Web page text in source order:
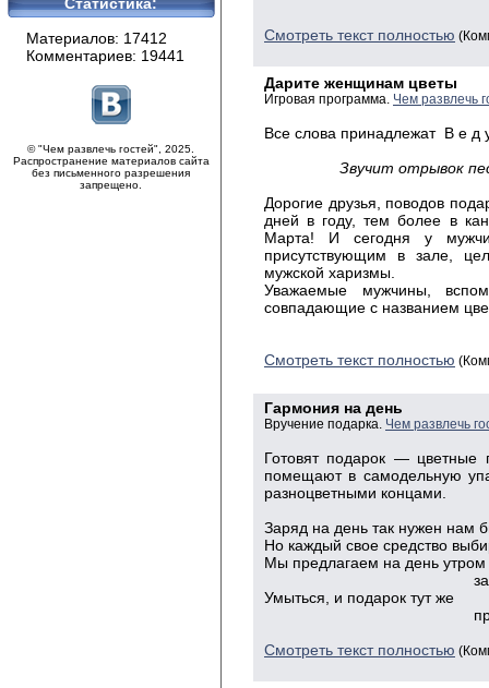
Материалов: 17412
Комментариев: 19441
© "Чем развлечь гостей", 2025.
Распространение материалов сайта
без письменного разрешения
запрещено.
Смотреть текст полностью
Дарите женщинам цветы
Игровая программа. Чем развлечь
Все слова принадлежат В е д
Звучит отрывок
Дорогие друзья, поводов
дней в году, тем более в
Марта! И сегодня у
присутствующим в зале,
мужской харизмы.
Уважаемые мужчины,
совпадающие с названием
Смотреть текст полностью
Гармония на день
Вручение подарка. Чем развлечь
Готовят подарок —
помещают в самодельную
разноцветными концами.
Заряд на день так нужен нам
Но каждый свое средство
Мы предлагаем на день утром
Умыться, и подарок тут же
Смотреть текст полностью